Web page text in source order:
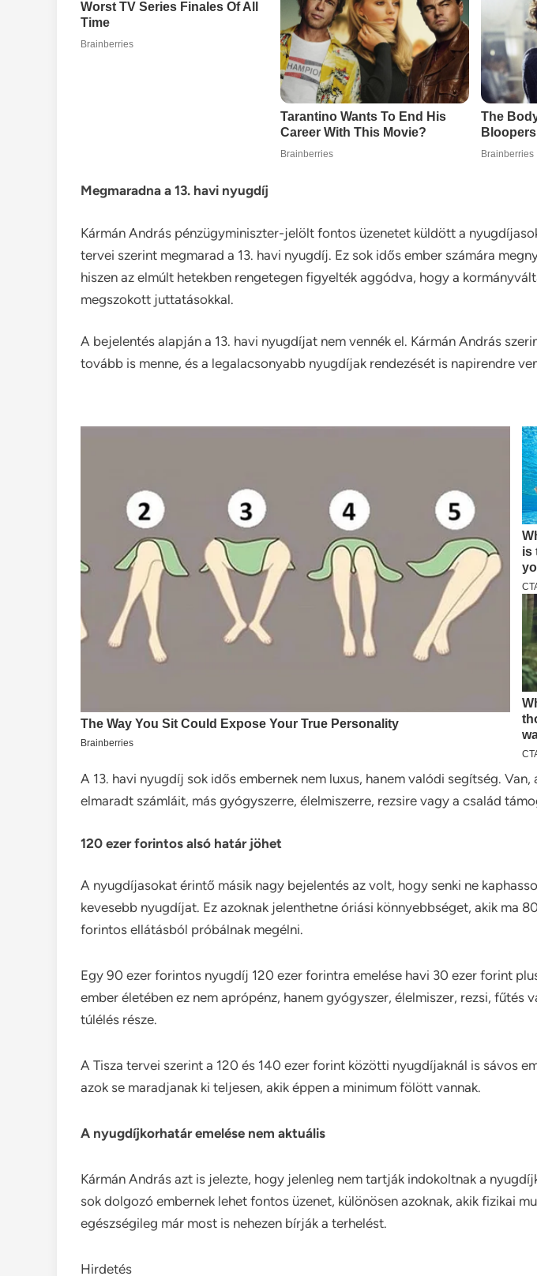
Megmaradna a 13. havi nyugdíj
Kármán András pénzügyminiszter-jelölt fontos üzenetet küldött a
tervei szerint megmarad a 13. havi nyugdíj. Ez sok idős ember számára
hiszen az elmúlt hetekben rengetegen figyelték aggódva, hogy a
megszokott juttatásokkal.
A bejelentés alapján a 13. havi nyugdíjat nem vennék el. Kármán András
tovább is menne, és a legalacsonyabb nyugdíjak rendezését is napirendre
A 13. havi nyugdíj sok idős embernek nem luxus, hanem valódi segítség.
elmaradt számláit, más gyógyszerre, élelmiszerre, rezsire vagy a család
120 ezer forintos alsó határ jöhet
A nyugdíjasokat érintő másik nagy bejelentés az volt, hogy senki ne
kevesebb nyugdíjat. Ez azoknak jelenthetne óriási könnyebbséget, akik ma
forintos ellátásból próbálnak megélni.
Egy 90 ezer forintos nyugdíj 120 ezer forintra emelése havi 30 ezer forint
ember életében ez nem aprópénz, hanem gyógyszer, élelmiszer, rezsi, fűtés
túlélés része.
A Tisza tervei szerint a 120 és 140 ezer forint közötti nyugdíjaknál is sávos
azok se maradjanak ki teljesen, akik éppen a minimum fölött vannak.
A nyugdíjkorhatár emelése nem aktuális
Kármán András azt is jelezte, hogy jelenleg nem tartják indokoltnak a
sok dolgozó embernek lehet fontos üzenet, különösen azoknak, akik fizikai
egészségileg már most is nehezen bírják a terhelést.
Hirdetés